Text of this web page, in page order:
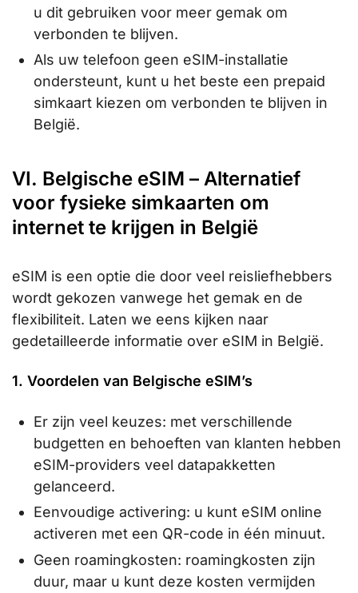
u dit gebruiken voor meer gemak om
verbonden te blijven.
Als uw telefoon geen eSIM-installatie
ondersteunt, kunt u het beste een prepaid
simkaart kiezen om verbonden te blijven in
België.
VI. Belgische eSIM – Alternatief
voor fysieke simkaarten om
internet te krijgen in België
eSIM is een optie die door veel reisliefhebbers
wordt gekozen vanwege het gemak en de
flexibiliteit. Laten we eens kijken naar
gedetailleerde informatie over eSIM in België.
1. Voordelen van Belgische eSIM’s
Er zijn veel keuzes: met verschillende
budgetten en behoeften van klanten hebben
eSIM-providers veel datapakketten
gelanceerd.
Eenvoudige activering: u kunt eSIM online
activeren met een QR-code in één minuut.
Geen roamingkosten: roamingkosten zijn
duur, maar u kunt deze kosten vermijden